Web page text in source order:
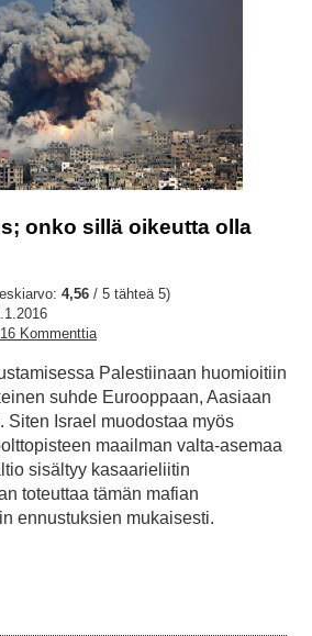
onko sillä oikeutta olla
4,56 / 5 tähteä 5)
16 Kommenttia
Palestiinaan huomioitiin
suhde Eurooppaan, Aasiaan
Siten Israel muodostaa myös
maailman valta-asemaa
sisältyy kasaarieliitin
toteuttaa tämän mafian
ennustuksien mukaisesti.